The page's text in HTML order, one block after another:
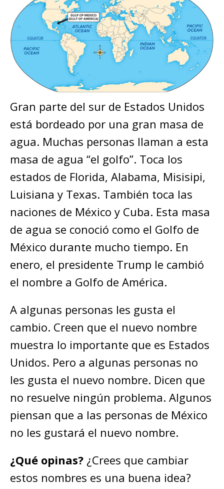
Gran parte del sur de Estados Unidos
está bordeado por una gran masa de
agua. Muchas personas llaman a esta
masa de agua “el golfo”. Toca los
estados de Florida, Alabama, Misisipi,
Luisiana y Texas. También toca las
naciones de México y Cuba. Esta masa
de agua se conoció como el Golfo de
México durante mucho tiempo. En
enero, el presidente Trump le cambió
el nombre a Golfo de América.
A algunas personas les gusta el
cambio. Creen que el nuevo nombre
muestra lo importante que es Estados
Unidos. Pero a algunas personas no
les gusta el nuevo nombre. Dicen que
no resuelve ningún problema. Algunos
piensan que a las personas de México
no les gustará el nuevo nombre.
¿Qué opinas? ¿Crees que cambiar
estos nombres es una buena idea?